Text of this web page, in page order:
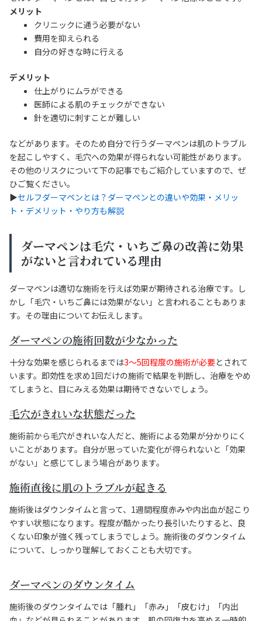
メリット
クリニックに通う必要がない
費用を抑えられる
自分の好きな時に行える
デメリット
仕上がりにムラができる
医師による肌のチェックができない
針を適切に刺すことが難しい
などがあります。そのため自分で行うダーマペンは肌のトラブル
を起こしやすく、毛穴への効果が得られない可能性があります。
その他のリスクについて下の記事でもご紹介していますので、ぜ
ひご覧ください。
▶︎セルフダーマペンとは？ダーマペンとの違いや効果・メリッ
ト・デメリット・やり方も解説
ダーマペンは毛穴・いちご鼻の改善に効果
がないと言われている理由
ダーマペンは適切な施術を行えば効果が期待される治療です。し
かし「毛穴・いちご鼻には効果がない」と言われることもありま
す。その理由についてお伝えします。
ダーマペンの施術回数が少なかった
十分な効果を感じられるまでは3〜5回程度の施術が必要とされて
います。即効性を求め1回だけの施術で結果を判断し、治療をやめ
てしまうと、目にみえる効果は期待できないでしょう。
毛穴がきれいな状態だった
施術前から毛穴がきれいな人だと、施術による効果が分かりにく
いことがあります。自分が思っていた変化が得られないと「効果
がない」と感じてしまう場合があります。
施術直後に肌のトラブルが起きる
施術後はダウンタイムと言って、1週間程度赤みや内出血が起こり
やすい状態になります。程度が酷かったり長引いたりすると、良
くない印象が強く残ってしまうでしょう。施術後のダウンタイム
について、しっかり理解しておくことも大切です。
ダーマペンのダウンタイム
施術後のダウンタイムでは「腫れ」「赤み」「皮むけ」「内出